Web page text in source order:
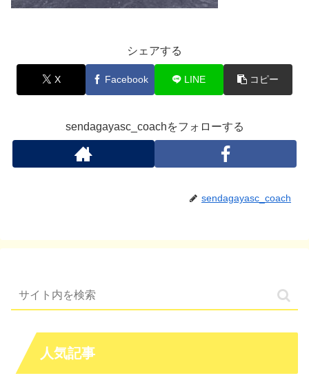
シェアする
X Facebook LINE コピー
sendagayasc_coachをフォローする
sendagayasc_coach
人気記事